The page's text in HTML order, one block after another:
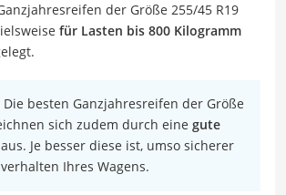
der Größe 255/45 R19
für Lasten bis 800 Kilogramm
Die besten Ganzjahresreifen der Größe
sich zudem durch eine gute
aus. Je besser diese ist, umso sicherer
Ihres Wagens.